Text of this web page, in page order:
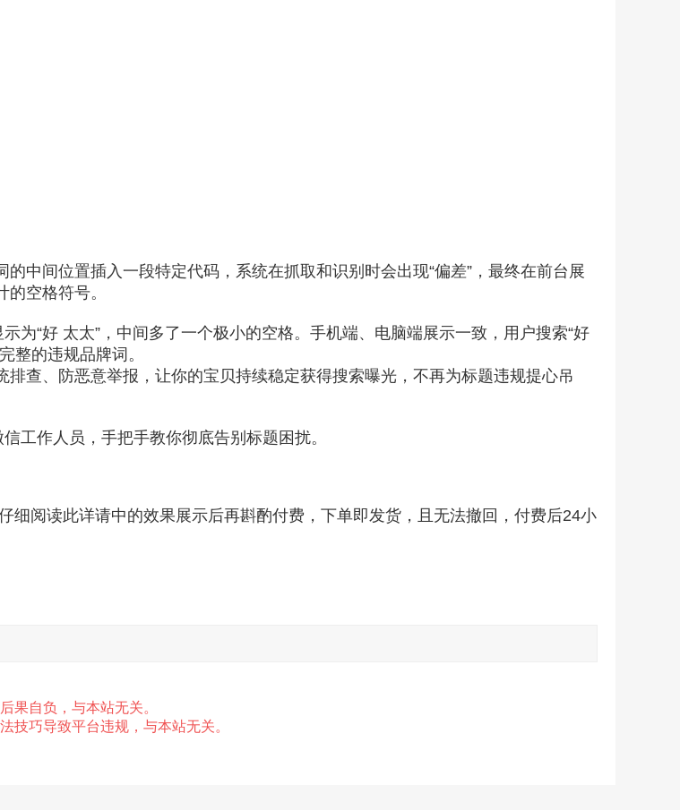
中间位置插入一段特定代码，系统在抓取和识别时会出现“偏差”，最终在前台展
空格符号。
为“好 太太”，中间多了一个极小的空格。手机端、电脑端展示一致，用户搜索“好
整的违规品牌词。
查、防恶意举报，让你的宝贝持续稳定获得搜索曝光，不再为标题违规提心吊
工作人员，手把手教你彻底告别标题困扰。
细阅读此详请中的效果展示后再斟酌付费，下单即发货，且无法撤回，付费后24小
果自负，与本站无关。
技巧导致平台违规，与本站无关。